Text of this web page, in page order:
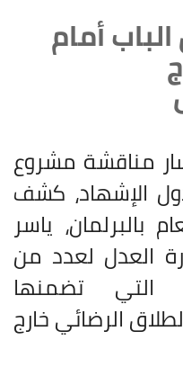
أمام
مناقشة مشروع
الإشهاد، كشف
بالبرلمان، ياسر
العدل لعدد من
التي تضمنها
الرضائي خارج